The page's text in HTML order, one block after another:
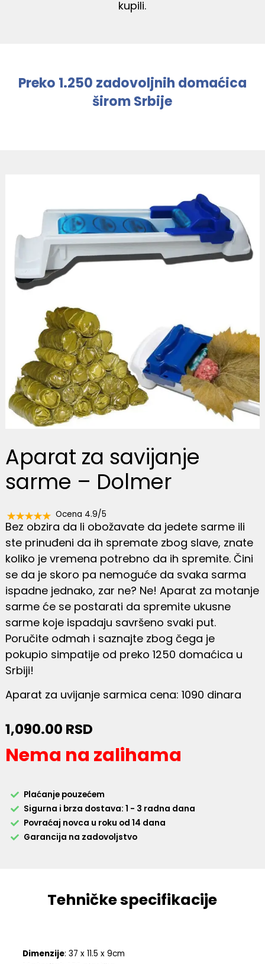
kupili.
Preko 1.250 zadovoljnih domaćica
širom Srbije
Aparat za savijanje
sarme – Dolmer
Ocena 4.9/5
Bez obzira da li obožavate da jedete sarme ili
ste prinuđeni da ih spremate zbog slave, znate
koliko je vremena potrebno da ih spremite. Čini
se da je skoro pa nemoguće da svaka sarma
ispadne jednako, zar ne? Ne! Aparat za motanje
sarme će se postarati da spremite ukusne
sarme koje ispadaju savršeno svaki put.
Poručite odmah i saznajte zbog čega je
pokupio simpatije od preko 1250 domaćica u
Srbiji!
Aparat za uvijanje sarmica cena: 1090 dinara
1,090.00 RSD
Nema na zalihama
Plaćanje pouzećem
Sigurna i brza dostava: 1 - 3 radna dana
Povraćaj novca u roku od 14 dana
Garancija na zadovoljstvo
Tehničke specifikacije
Dimenzije: 37 x 11.5 x 9cm